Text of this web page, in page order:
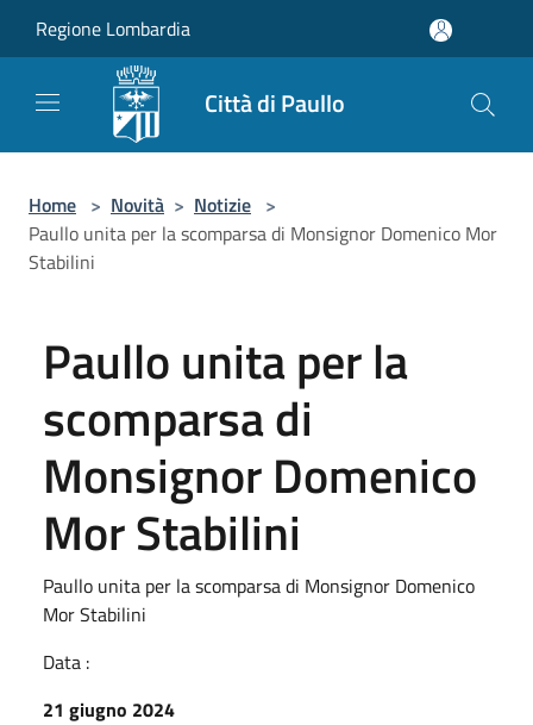
Regione Lombardia
Città di Paullo
Home > Novità > Notizie >
Paullo unita per la scomparsa di Monsignor Domenico Mor
Stabilini
Paullo unita per la
scomparsa di
Monsignor Domenico
Mor Stabilini
Paullo unita per la scomparsa di Monsignor Domenico
Mor Stabilini
Data :
21 giugno 2024